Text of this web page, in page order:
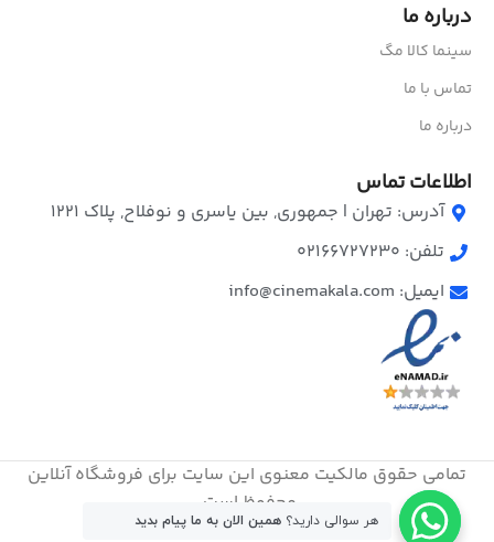
درباره ما
سینما کالا مگ
تماس با ما
درباره ما
اطلاعات تماس
آدرس: تهران | جمهوری, بین یاسری و نوفلاح, پلاک ۱۲۲۱
تلفن: 02166727230
ایمیل: info@cinemakala.com
تمامی حقوق مالکیت معنوی این ‌سایت برای فروشگاه آنلاین
محفوظ است.
هر سوالی دارید؟ همین الان به ما پیام بدید